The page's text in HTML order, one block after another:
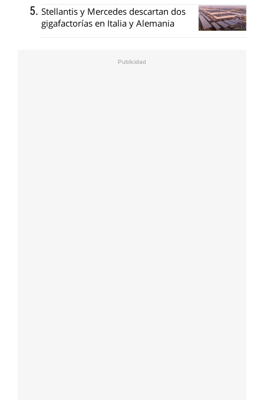
Stellantis y Mercedes descartan dos
gigafactorías en Italia y Alemania